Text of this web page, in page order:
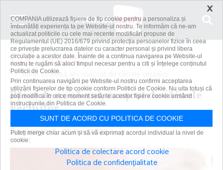
Acasă
Știri șocante
Băiat de nouă ani, muşcat de câinele vecinilor
Băiat de nouă ani, muşcat de câinele
vecinilor
Primanews | 25 mar 2023
×
COMPANIA utilizează fişiere de tip cookie pentru a personaliza și
îmbunătăți experiența ta pe Website-ul nostru. Te informăm că ne-am
actualizat politicile cu cele mai recente modificări propuse de
Regulamentul (UE) 2016/679 privind protecția persoanelor fizice în ceea
ce privește prelucrarea datelor cu caracter personal și privind libera
circulație a acestor date. Înainte de a continua navigarea pe Website-ul
nostru te rugăm să aloci timpul necesar pentru a citi și înțelege conținutul
Politicii de Cookie.
Prin continuarea navigării pe Website-ul nostru confirmi acceptarea
utilizării fişierelor de tip cookie conform Politicii de Cookie. Nu uita totuși că
poți modifica în orice moment setările acestor fişiere cookie urmând
instrucțiunile din Politica de Cookie.
SUNT DE ACORD CU POLITICA DE COOKIE
Puteți merge chiar acum și să vă exprimați acordul individual la nivel de
cookie:
Politica de colectare acord cookie
Politica de confidențialitate